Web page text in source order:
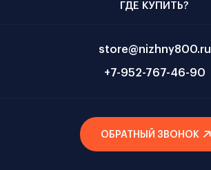
ГДЕ КУПИТЬ?
store@nizhny800.ru
+7-952-767-46-90
ОБРАТНЫЙ ЗВОНОК